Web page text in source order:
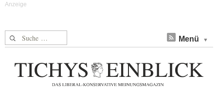
Suche nach: Menü